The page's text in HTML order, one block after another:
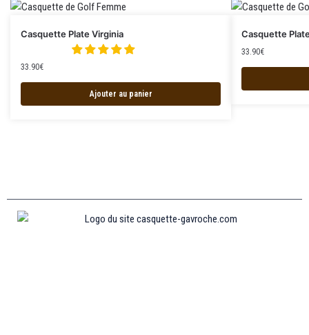
Casquette Plate Virginia
33.90€
Ajouter au panier
Casquette
33.90€